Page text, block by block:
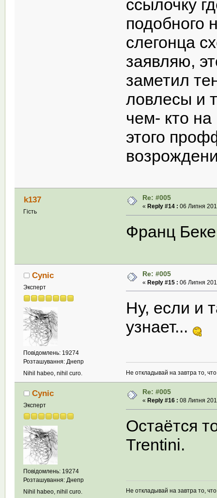
ссылочку
подобного
слегонца
заявляю,
заметил
ловлесы и
чем- кто
этого
k137
Гість
Re: #005
« Reply #14 : 06 Липня
Франц
Cynic
Эксперт
Повідомлень: 19274
Розташування: Днепр
Nihil habeo, nihil curo.
Re: #005
« Reply #15 : 06 Липня
Ну, если и
узнает...
Не откладывай на завтра то,
Cynic
Эксперт
Повідомлень: 19274
Розташування: Днепр
Nihil habeo, nihil curo.
Re: #005
« Reply #16 : 08 Липня
Остаётся
Trentini.
Не откладывай на завтра то,